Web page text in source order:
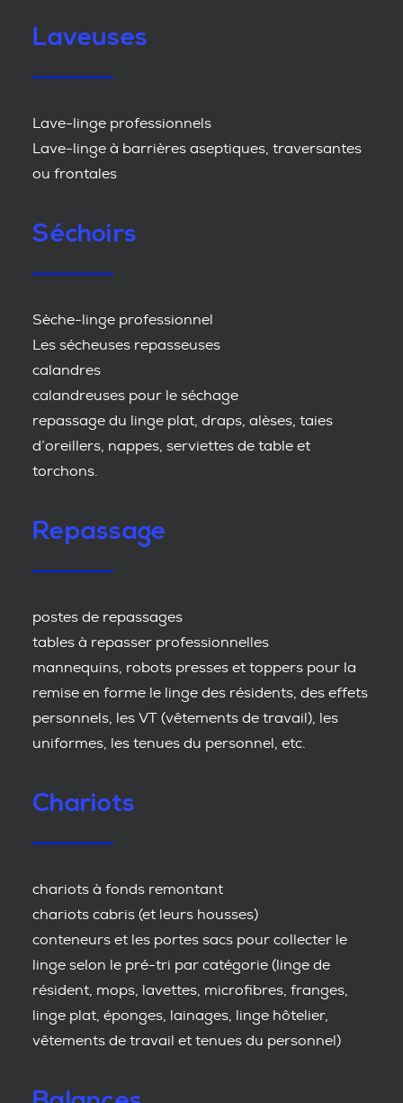
Laveuses
Lave-linge professionnels
Lave-linge à barrières aseptiques, traversantes
ou frontales
Séchoirs
Sèche-linge professionnel
Les sécheuses repasseuses
calandres
calandreuses pour le séchage
repassage du linge plat, draps, alèses, taies
d’oreillers, nappes, serviettes de table et
torchons.
Repassage
postes de repassages
tables à repasser professionnelles
mannequins, robots presses et toppers pour la
remise en forme le linge des résidents, des effets
personnels, les VT (vêtements de travail), les
uniformes, les tenues du personnel, etc.
Chariots
chariots à fonds remontant
chariots cabris (et leurs housses)
conteneurs et les portes sacs pour collecter le
linge selon le pré-tri par catégorie (linge de
résident, mops, lavettes, microfibres, franges,
linge plat, éponges, lainages, linge hôtelier,
vêtements de travail et tenues du personnel)